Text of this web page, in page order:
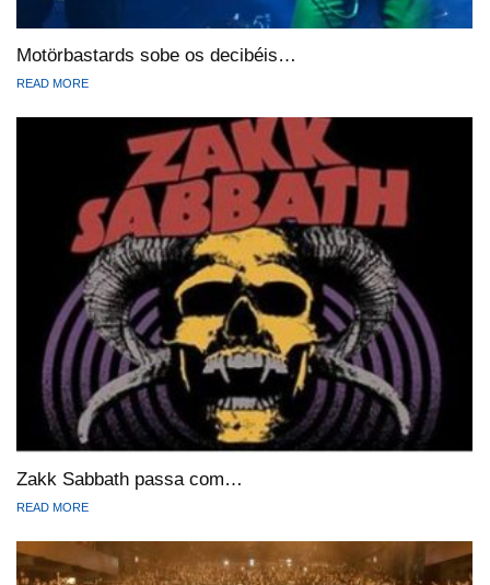
Motörbastards sobe os decibéis…
READ MORE
Zakk Sabbath passa com…
READ MORE